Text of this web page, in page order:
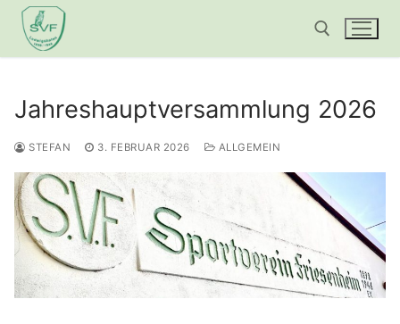
Zum
Inhalt
springen
Suchen nach:
Jahreshauptversammlung 2026
STEFAN 3. FEBRUAR 2026 ALLGEMEIN